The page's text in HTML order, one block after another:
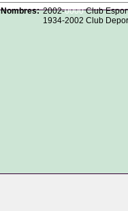
Nombres: 2002-0000Club
1934-2002 Club